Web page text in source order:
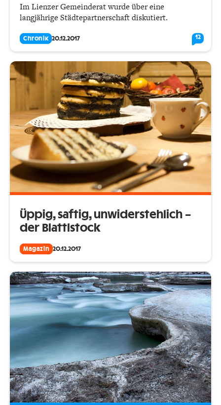
Im Lienzer Gemeinderat wurde über eine
langjährige Städtepartnerschaft diskutiert.
Chronik 20.12.2017 12
Üppig, saftig, unwiderstehlich –
der Blattlstock
Magazin 20.12.2017